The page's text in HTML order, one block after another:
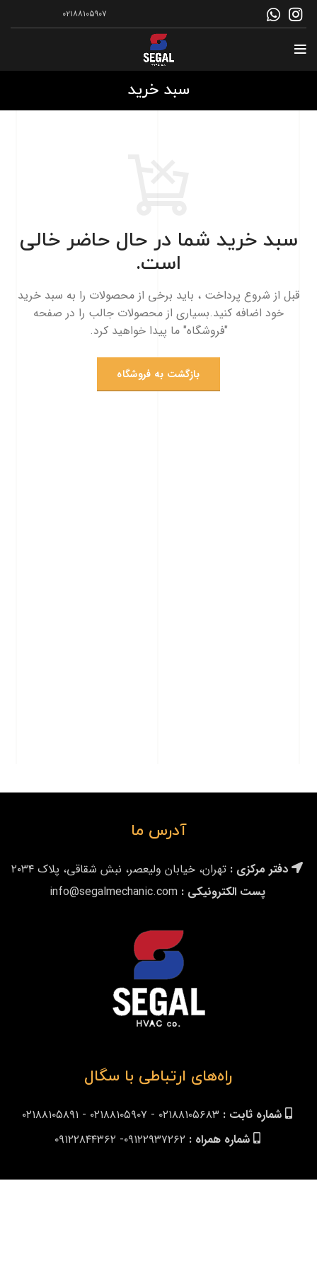
۰۲۱۸۸۱۰۵۹۰۷
سبد خرید
سبد خرید شما در حال حاضر خالی
است.
قبل از شروع پرداخت ، باید برخی از محصولات را به سبد خرید
خود اضافه کنید.بسیاری از محصولات جالب را در صفحه
"فروشگاه" ما پیدا خواهید کرد.
بازگشت به فروشگاه
آدرس ما
دفتر مرکزی : تهران، خیابان ولیعصر، نبش شقاقی، پلاک ۲۰۳۴
پست الکترونیکی :info@segalmechanic.com
راه‌های ارتباطی با سگال
شماره ثابت : ۰۲۱۸۸۱۰۵۶۸۳ - ۰۲۱۸۸۱۰۵۹۰۷ - ۰۲۱۸۸۱۰۵۸۹۱
شماره همراه : ۰۹۱۲۲۹۳۷۲۶۲- ۰۹۱۲۲۸۴۴۳۶۲